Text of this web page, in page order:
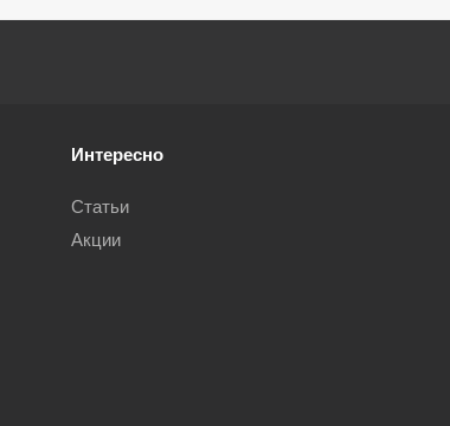
Интересно
Статьи
Акции